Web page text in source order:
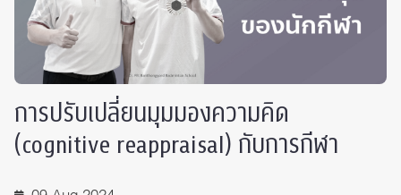
การปรับเปลี่ยนมุมมองความคิด
(cognitive reappraisal) กับการกีฬา